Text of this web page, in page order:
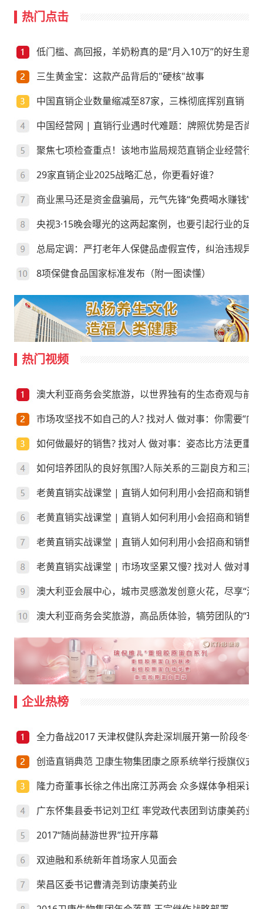
热门点击
低门槛、高回报，羊奶粉真的是“月入10万”的好生意？
三生黄金宝：这款产品背后的"硬核"故事
中国直销企业数量缩减至87家，三株彻底挥别直销
中国经营网 | 直销行业遇时代难题：牌照优势是否尚存
聚焦七项检查重点！该地市监局规范直销企业经营行为
29家直销企业2025战略汇总，你更看好谁？
商业黑马还是资金盘骗局，元气先锋“免费喝水赚钱”靠
央视3·15晚会曝光的这两起案例，也要引起行业的足
总局定调：严打老年人保健品虚假宣传，纠治违规异
8项保健食品国家标准发布（附一图读懂）
热门视频
澳大利亚商务会奖旅游，以世界独有的生态奇观与前
市场攻坚找不如自己的人? 找对人 做对事：你需要“向
如何做最好的销售? 找对人 做对事：姿态比方法更重要!
如何培养团队的良好氛围?人际关系的三副良方和三副
老黄直销实战课堂 | 直销人如何利用小会招商和销售
老黄直销实战课堂 | 直销人如何利用小会招商和销售
老黄直销实战课堂 | 直销人如何利用小会招商和销售
老黄直销实战课堂 | 市场攻坚累又慢? 找对人 做对事
澳大利亚会展中心，城市灵感激发创意火花，尽享“澳”
澳大利亚商务会奖旅游，高品质体验，犒劳团队的“玩”
企业热榜
全力备战2017 天津权健队奔赴深圳展开第一阶段冬训
创造直销典范 卫康生物集团康之原系统举行授旗仪式
隆力奇董事长徐之伟出席江苏两会 众多媒体争相采访
广东怀集县委书记刘卫红 率党政代表团到访康美药业
2017“随尚赫游世界”拉开序幕
双迪融和系统新年首场家人见面会
荣昌区委书记曹清尧到访康美药业